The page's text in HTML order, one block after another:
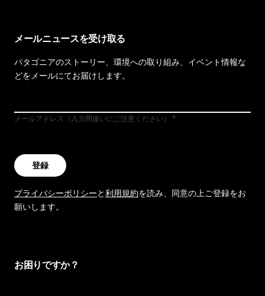
メールニュースを受け取る
パタゴニアのストーリー、環境への取り組み、イベント情報な
どをメールにてお届けします。
メールアドレス（入力間違いにご注意ください）
登録
プライバシーポリシーと利用規約を読み、同意の上ご登録をお
願いします。
お困りですか？